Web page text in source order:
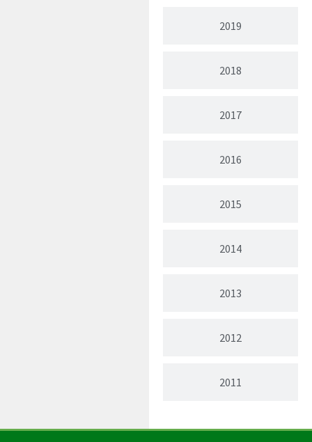
2019
2018
2017
2016
2015
2014
2013
2012
2011